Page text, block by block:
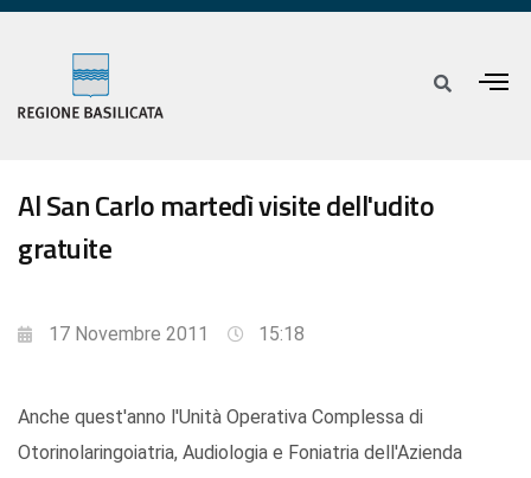
Al San Carlo martedì visite dell'udito
gratuite
17 Novembre 2011 15:18
Anche quest'anno l'Unità Operativa Complessa di
Otorinolaringoiatria, Audiologia e Foniatria dell'Azienda